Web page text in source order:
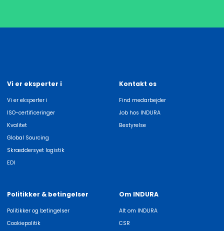
Vi er eksperter i
Vi er eksperter i
ISO-certificeringer
Kvalitet
Global Sourcing
Skræddersyet logistik
EDI
Kontakt os
Find medarbejder
Job hos INDURA
Bestyrelse
Politikker & betingelser
Politikker og betingelser
Cookiepolitik
Om INDURA
Alt om INDURA
CSR